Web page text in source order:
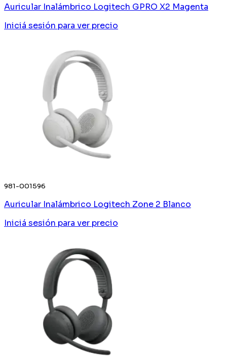
Auricular Inalámbrico Logitech GPRO X2 Magenta
Iniciá sesión para ver precio
981-001596
Auricular Inalámbrico Logitech Zone 2 Blanco
Iniciá sesión para ver precio